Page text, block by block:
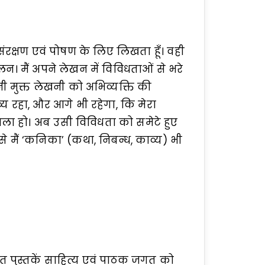
एवं पोषण के लिए लिखता हूँ। वही
मैं अपने लेखन में विविधताओं से भरे
मुक्त लेखनी को अभिव्यक्ति की
रहा, और आगे भी रहेगा, कि मेरा
हो। अब उसी विविधता को समेटे हुए
‘कनिका’ (कथा, निबन्ध, काव्य) भी
पुस्तकें साहित्य एवं पाठक जगत को